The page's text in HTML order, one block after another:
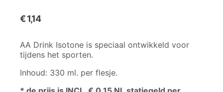
€1,14
AA Drink Isotone is speciaal ontwikkeld voor
tijdens het sporten.
Inhoud: 330 ml. per flesje.